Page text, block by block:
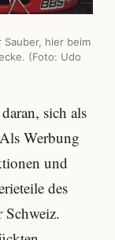
Sauber, hier beim
(Foto: Udo
sich als
Werbung
und
des
Schweiz.